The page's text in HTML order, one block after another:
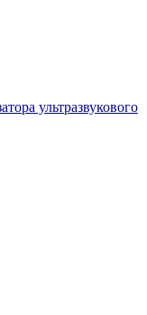
ультразвукового